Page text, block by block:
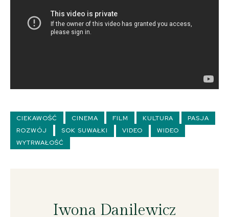
CIEKAWOŚĆ CINEMA FILM KULTURA
PASJA
ROZWÓJ
SOK SUWAŁKI VIDEO
WIDEO
WYTRWAŁOŚĆ
Iwona Danilewicz